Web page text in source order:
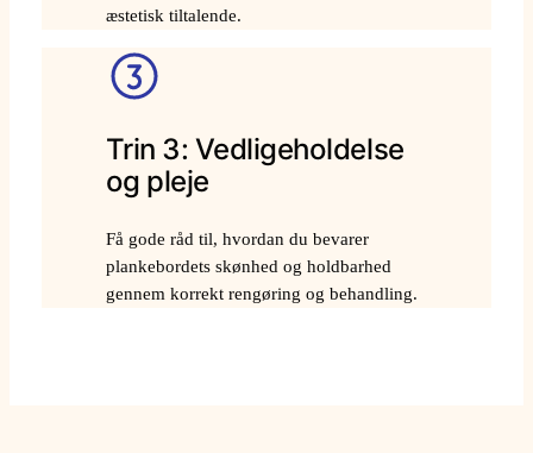
æstetisk tiltalende.
Trin 3: Vedligeholdelse
og pleje
Få gode råd til, hvordan du bevarer
plankebordets skønhed og holdbarhed
gennem korrekt rengøring og behandling.